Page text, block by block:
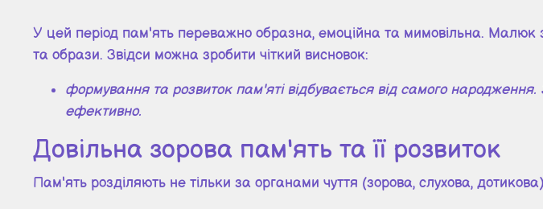
У цей період пам'ять переважно образна, емоційна та мимовільна. Малюк
та образи. Звідси можна зробити чіткий висновок:
формування та розвиток пам'яті відбувається від самого
ефективно.
Довільна зорова пам'ять та її розвиток
Пам'ять розділяють не тільки за органами чуття (зорова, слухова,